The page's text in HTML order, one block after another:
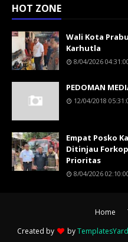
HOT ZONE
Wali Kota
Karhutla
8/04/2026
PEDOMAN
12/04/2018
Empat Posko
Ditinjau
Prioritas
8/04/2026
Home
Created by
byTemplatesYard